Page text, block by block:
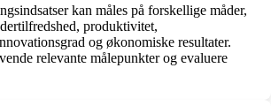
kan måles på forskellige måder,
produktivitet,
og økonomiske resultater.
relevante målepunkter og evaluere